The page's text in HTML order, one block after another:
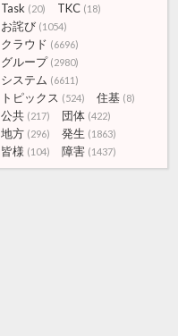
Task (20) TKC (18)
お詫び (1054)
クラウド (6696)
グループ (2980)
システム (6611)
トピックス (524) 住基 (8)
公共 (217) 団体 (422)
地方 (296) 発生 (1863)
皆様 (104) 障害 (1437)